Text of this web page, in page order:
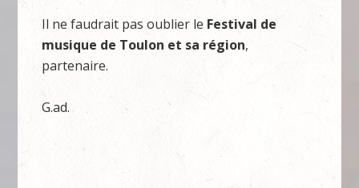
Il ne faudrait pas oublier le Festival de
musique de Toulon et sa région,
partenaire.
G.ad.